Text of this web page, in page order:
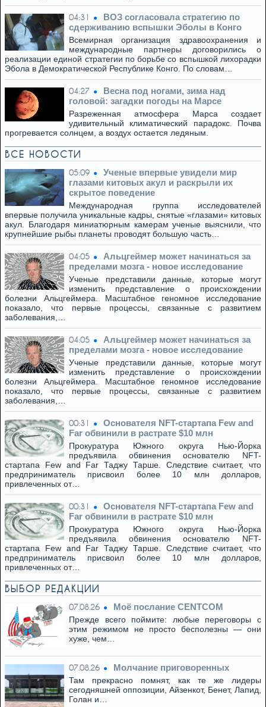
04:31
ВОЗ согласовала стратегию по
сдерживанию вспышки Эболы в Конго
Всемирная организация здравоохранения и
международные партнеры договорились о
реализации единой стратегии по борьбе со вспышкой лихорадки
Эбола в Демократической Республике Конго. По словам…
04:27
Весна под ногами, зима над
головой: загадки погоды на Марсе
Разреженная атмосфера Марса создает
удивительный климатический парадокс. Почва
прогревается солнцем, а воздух остается ледяным.
ВСЕ НОВОСТИ
05:09
Ученые впервые увидели мир
глазами китовых акул и раскрыли их
скрытое поведение
Международная группа исследователей
впервые получила уникальные кадры, снятые «глазами» китовых
акул. Благодаря миниатюрным камерам ученые выяснили, что
крупнейшие рыбы планеты проводят большую часть…
04:05
Альцгеймер может начинаться за
пределами мозга - новое исследование
Ученые представили данные, которые могут
изменить представление о происхождении
болезни Альцгеймера. Масштабное геномное исследование
показало, что первые процессы, связанные с развитием
заболевания,…
04:05
Альцгеймер может начинаться за
пределами мозга - новое исследование
Ученые представили данные, которые могут
изменить представление о происхождении
болезни Альцгеймера. Масштабное геномное исследование
показало, что первые процессы, связанные с развитием
заболевания,…
00:31
Основателя NFT-стартапа Few and
Far обвинили в растрате $10 млн
Прокуратура Южного округа Нью-Йорка
предъявила обвинения основателю NFT-
стартапа Few and Far Таджу Тарше. Следствие считает, что
предприниматель присвоил более 10 млн долларов,
привлеченных от…
00:31
Основателя NFT-стартапа Few and
Far обвинили в растрате $10 млн
Прокуратура Южного округа Нью-Йорка
предъявила обвинения основателю NFT-
стартапа Few and Far Таджу Тарше. Следствие считает, что
предприниматель присвоил более 10 млн долларов,
привлеченных от…
ВЫБОР РЕДАКЦИИ
07.08.26 Моё послание CENTCOM
Прежде всего поймите: любые переговоры с
этим режимом не просто бесполезны — они
хуже, чем…
07.08.26 Молчание приговоренных
Там прекрасно помнят, как те же лидеры
сегодняшней оппозиции, Айзенкот, Бенет, Лапид,
Голан и…